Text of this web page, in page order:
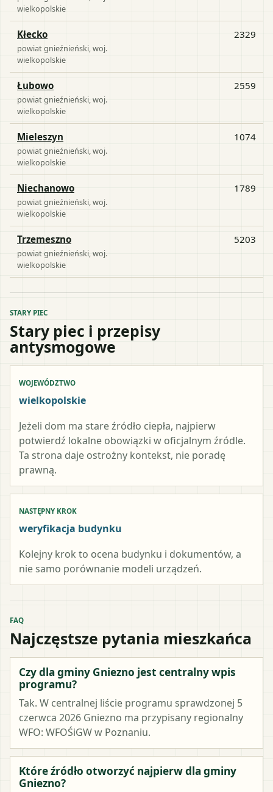
wielkopolskie
Kłecko
powiatgnieźnieński , woj.
wielkopolskie
2329
Łubowo
powiatgnieźnieński , woj.
wielkopolskie
2559
Mieleszyn
powiatgnieźnieński , woj.
wielkopolskie
1074
Niechanowo
powiatgnieźnieński , woj.
wielkopolskie
1789
Trzemeszno
powiatgnieźnieński , woj.
wielkopolskie
5203
STARY PIEC
Stary piec i przepisy
antysmogowe
WOJEWÓDZTWO
wielkopolskie
Jeżeli dom ma stare źródło ciepła, najpierw
potwierdź lokalne obowiązki w oficjalnym źródle.
Ta strona daje ostrożny kontekst, nie poradę
prawną.
NASTĘPNY KROK
weryfikacja budynku
Kolejny krok to ocena budynku i dokumentów, a
nie samo porównanie modeli urządzeń.
FAQ
Najczęstsze pytania mieszkańca
Czy dla gminy Gniezno jest centralny wpis
programu?
Tak. W centralnej liście programu sprawdzonej 5
czerwca 2026 Gniezno ma przypisany regionalny
WFO: WFOŚiGW w Poznaniu.
Które źródło otworzyć najpierw dla gminy
Gniezno?